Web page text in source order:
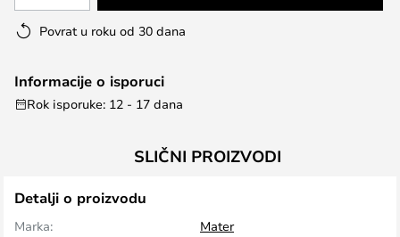
Povrat u roku od 30 dana
Informacije o isporuci
Rok isporuke: 12 - 17 dana
SLIČNI PROIZVODI
Detalji o proizvodu
Marka:
Mater